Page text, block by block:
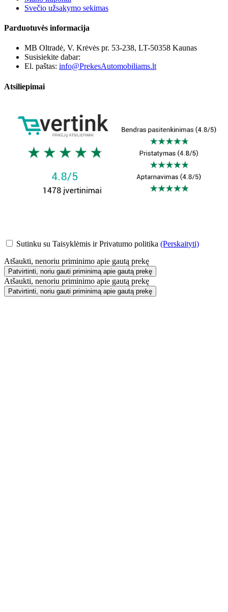
Svečio užsakymo sekimas
Parduotuvės informacija
MB Oltradė, V. Krėvės pr. 53-238, LT-50358 Kaunas
Susisiekite dabar:
El. paštas: info@PrekesAutomobiliams.lt
Atsiliepimai
Sutinku su Taisyklėmis ir Privatumo politika (Perskaityti)
Atšaukti, nenoriu priminimo apie gautą prekę
Patvirtinti, noriu gauti priminimą apie gautą prekę
Atšaukti, nenoriu priminimo apie gautą prekę
Patvirtinti, noriu gauti priminimą apie gautą prekę